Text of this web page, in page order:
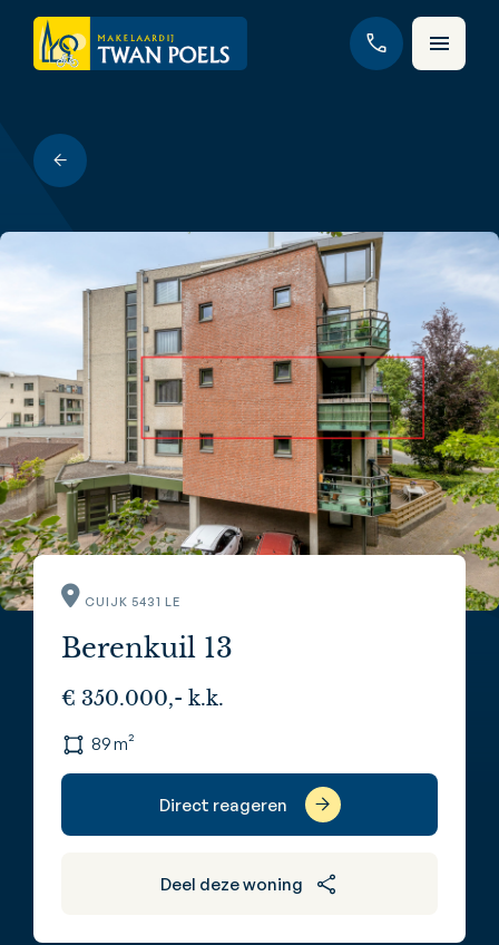
CUIJK 5431 LE
Berenkuil 13
€ 350.000,- k.k.
89 m²
Direct reageren
Deel deze woning